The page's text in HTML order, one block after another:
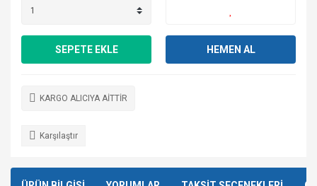
SEPETE EKLE HEMEN AL
KARGO ALICIYA AİTTİR
Karşılaştır